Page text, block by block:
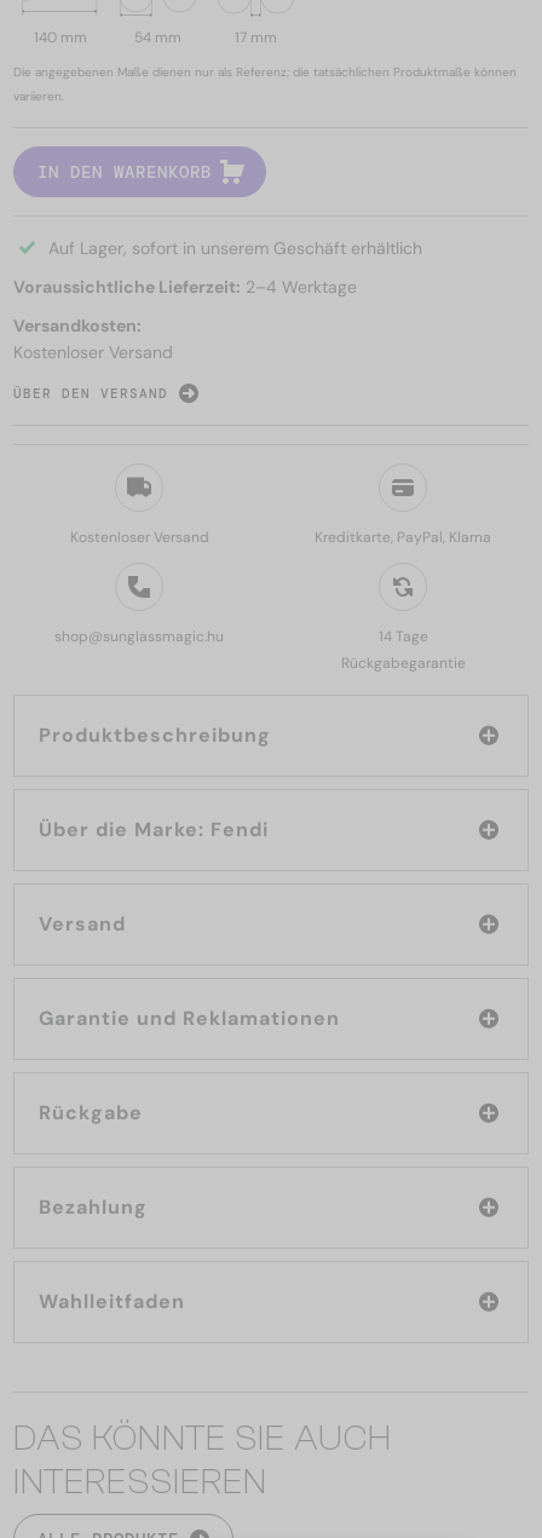
Kostenloser Versand Kreditkarte, PayPal, Klarna
shop@sunglassmagic.hu
14 Tage
Rückgabegarantie
Produktbeschreibung
Über die Marke: Fendi
Versand
Garantie und Reklamationen
Rückgabe
Bezahlung
Wahlleitfaden
140 mm 54 mm 17 mm
Die angegebenen Maße dienen nur als Referenz; die tatsächlichen Produktmaße können
variieren.
IN DEN WARENKORB
Auf Lager, sofort in unserem Geschäft erhältlich
Voraussichtliche Lieferzeit: 2–4 Werktage
Versandkosten:
Kostenloser Versand
ÜBER DEN VERSAND
DAS KÖNNTE SIE AUCH
INTERESSIEREN